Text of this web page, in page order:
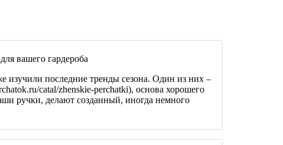
вашего гардероба
изучили последние тренды сезона. Один из них –
catal/zhenskie-perchatki), основа хорошего
ручки, делают созданный, иногда немного